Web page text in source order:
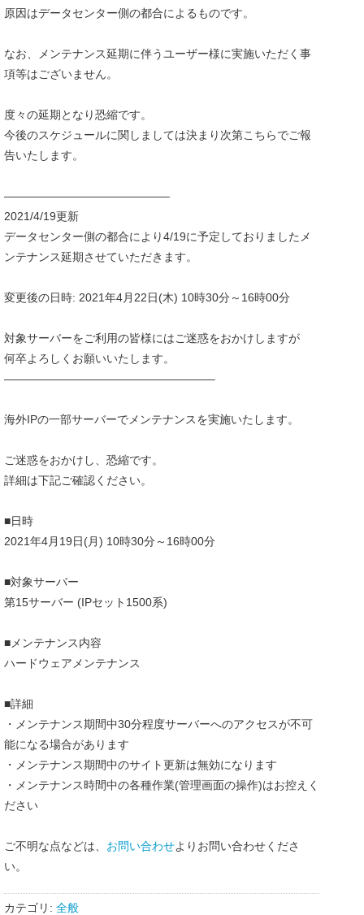
原因はデータセンター側の都合によるものです。
なお、メンテナンス延期に伴うユーザー様に実施いただく事
項等はございません。
度々の延期となり恐縮です。
今後のスケジュールに関しましては決まり次第こちらでご報
告いたします。
——————————————–
2021/4/19更新
データセンター側の都合により4/19に予定しておりましたメ
ンテナンス延期させていただきます。
変更後の日時: 2021年4月22日(木) 10時30分～16時00分
対象サーバーをご利用の皆様にはご迷惑をおかけしますが
何卒よろしくお願いいたします。
——————————————————–
海外IPの一部サーバーでメンテナンスを実施いたします。
ご迷惑をおかけし、恐縮です。
詳細は下記ご確認ください。
■日時
2021年4月19日(月) 10時30分～16時00分
■対象サーバー
第15サーバー (IPセット1500系)
■メンテナンス内容
ハードウェアメンテナンス
■詳細
・メンテナンス期間中30分程度サーバーへのアクセスが不可
能になる場合があります
・メンテナンス期間中のサイト更新は無効になります
・メンテナンス時間中の各種作業(管理画面の操作)はお控えく
ださい
ご不明な点などは、 お問い合わせよりお問い合わせくださ
い。
カテゴリ: 全般